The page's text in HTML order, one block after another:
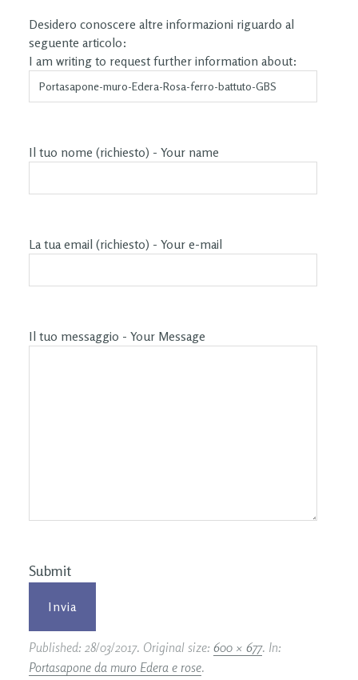
Desidero conoscere altre informazioni riguardo al
seguente articolo:
I am writing to request further information about:
Il tuo nome (richiesto) - Your name
La tua email (richiesto) - Your e-mail
Il tuo messaggio - Your Message
Submit
Published: 28/03/2017. Original size: 600 × 677. In:
Portasapone da muro Edera e rose.